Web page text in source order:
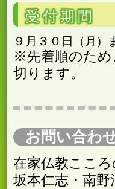
受付期間
９月３０日 月
※先着順のため
切ります。
お問い合わ
在家仏教ここ
坂本仁志・南野